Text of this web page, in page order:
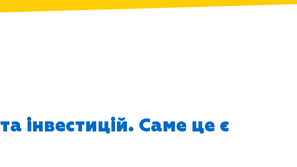
інвестицій. Саме це є